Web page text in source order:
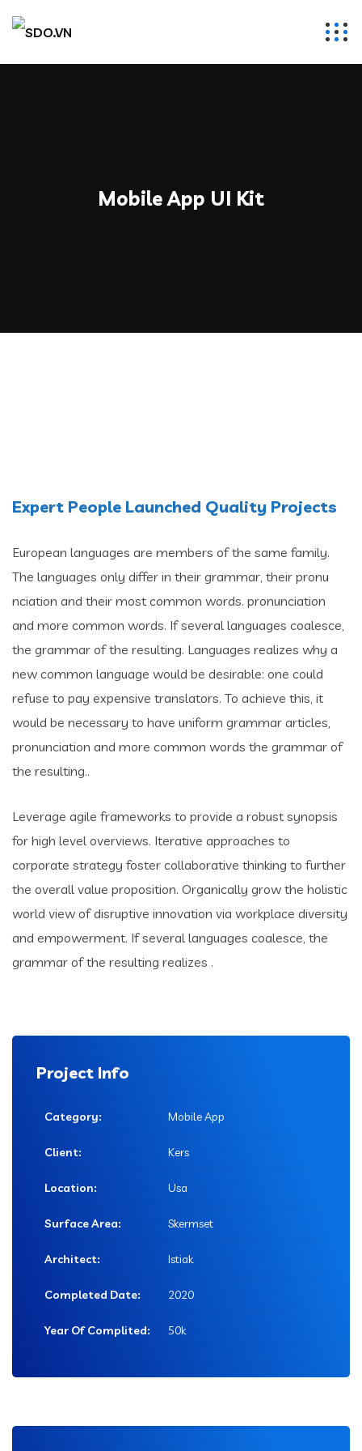
Mobile App UI Kit
Expert People Launched Quality Projects
European languages are members of the same family.
The languages only differ in their grammar, their pronu
nciation and their most common words. pronunciation
and more common words. If several languages coalesce,
the grammar of the resulting. Languages realizes why a
new common language would be desirable: one could
refuse to pay expensive translators. To achieve this, it
would be necessary to have uniform grammar articles,
pronunciation and more common words the grammar of
the resulting..
Leverage agile frameworks to provide a robust synopsis
for high level overviews. Iterative approaches to
corporate strategy foster collaborative thinking to further
the overall value proposition. Organically grow the holistic
world view of disruptive innovation via workplace diversity
and empowerment. If several languages coalesce, the
grammar of the resulting realizes .
Project Info
Category: Mobile App
Client: Kers
Location: Usa
Surface Area: Skermset
Architect: Istiak
Completed Date: 2020
Year Of Complited: 50k